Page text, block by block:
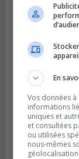
Publié le 6 juillet
Longueuil
valoriser
En
Vos données
informations
uniques et
et consultées
ou utilisées
nous-mêmes